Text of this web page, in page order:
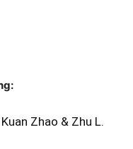
Zhao & Zhu L.